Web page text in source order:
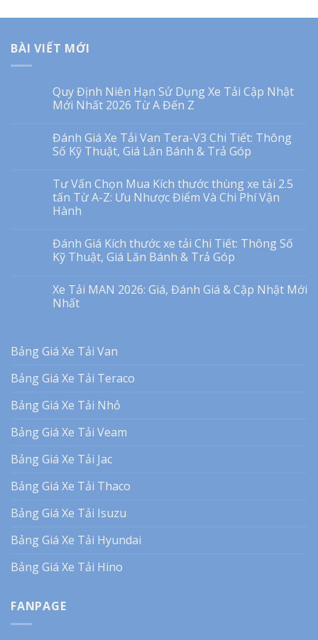
BÀI VIẾT MỚI
Quy Định Niên Hạn Sử Dụng Xe Tải Cập Nhật
Mới Nhất 2026 Từ A Đến Z
Đánh Giá Xe Tải Van Tera-V3 Chi Tiết: Thông
Số Kỹ Thuật, Giá Lăn Bánh & Trả Góp
Tư Vấn Chọn Mua Kích thước thùng xe tải 2.5
tấn Từ A-Z: Ưu Nhược Điểm Và Chi Phí Vận
Hành
Đánh Giá Kích thước xe tải Chi Tiết: Thông Số
Kỹ Thuật, Giá Lăn Bánh & Trả Góp
Xe Tải MAN 2026: Giá, Đánh Giá & Cập Nhật Mới
Nhất
Bảng Giá Xe Tải Van
Bảng Giá Xe Tải Teraco
Bảng Giá Xe Tải Nhỏ
Bảng Giá Xe Tải Veam
Bảng Giá Xe Tải Jac
Bảng Giá Xe Tải Thaco
Bảng Giá Xe Tải Isuzu
Bảng Giá Xe Tải Hyundai
Bảng Giá Xe Tải Hino
FANPAGE